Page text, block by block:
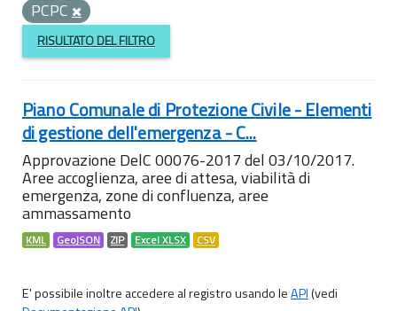
PCPC
RISULTATO DEL FILTRO
Piano Comunale di Protezione Civile - Elementi
di gestione dell'emergenza - C...
Approvazione DelC 00076-2017 del 03/10/2017.
Aree accoglienza, aree di attesa, viabilità di
emergenza, zone di confluenza, aree
ammassamento
KML GeoJSON ZIP Excel XLSX CSV
E' possibile inoltre accedere al registro usando leAPI(vedi